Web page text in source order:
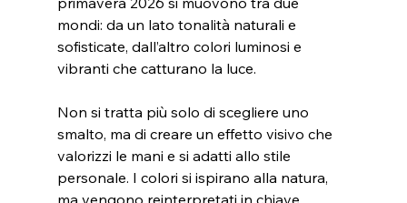
mondi: da un lato tonalità naturali e
sofisticate, dall’altro colori luminosi e
vibranti che catturano la luce.
Non si tratta più solo di scegliere uno
smalto, ma di creare un effetto visivo che
valorizzi le mani e si adatti allo stile
personale. I colori si ispirano alla natura,
ma vengono reinterpretati in chiave